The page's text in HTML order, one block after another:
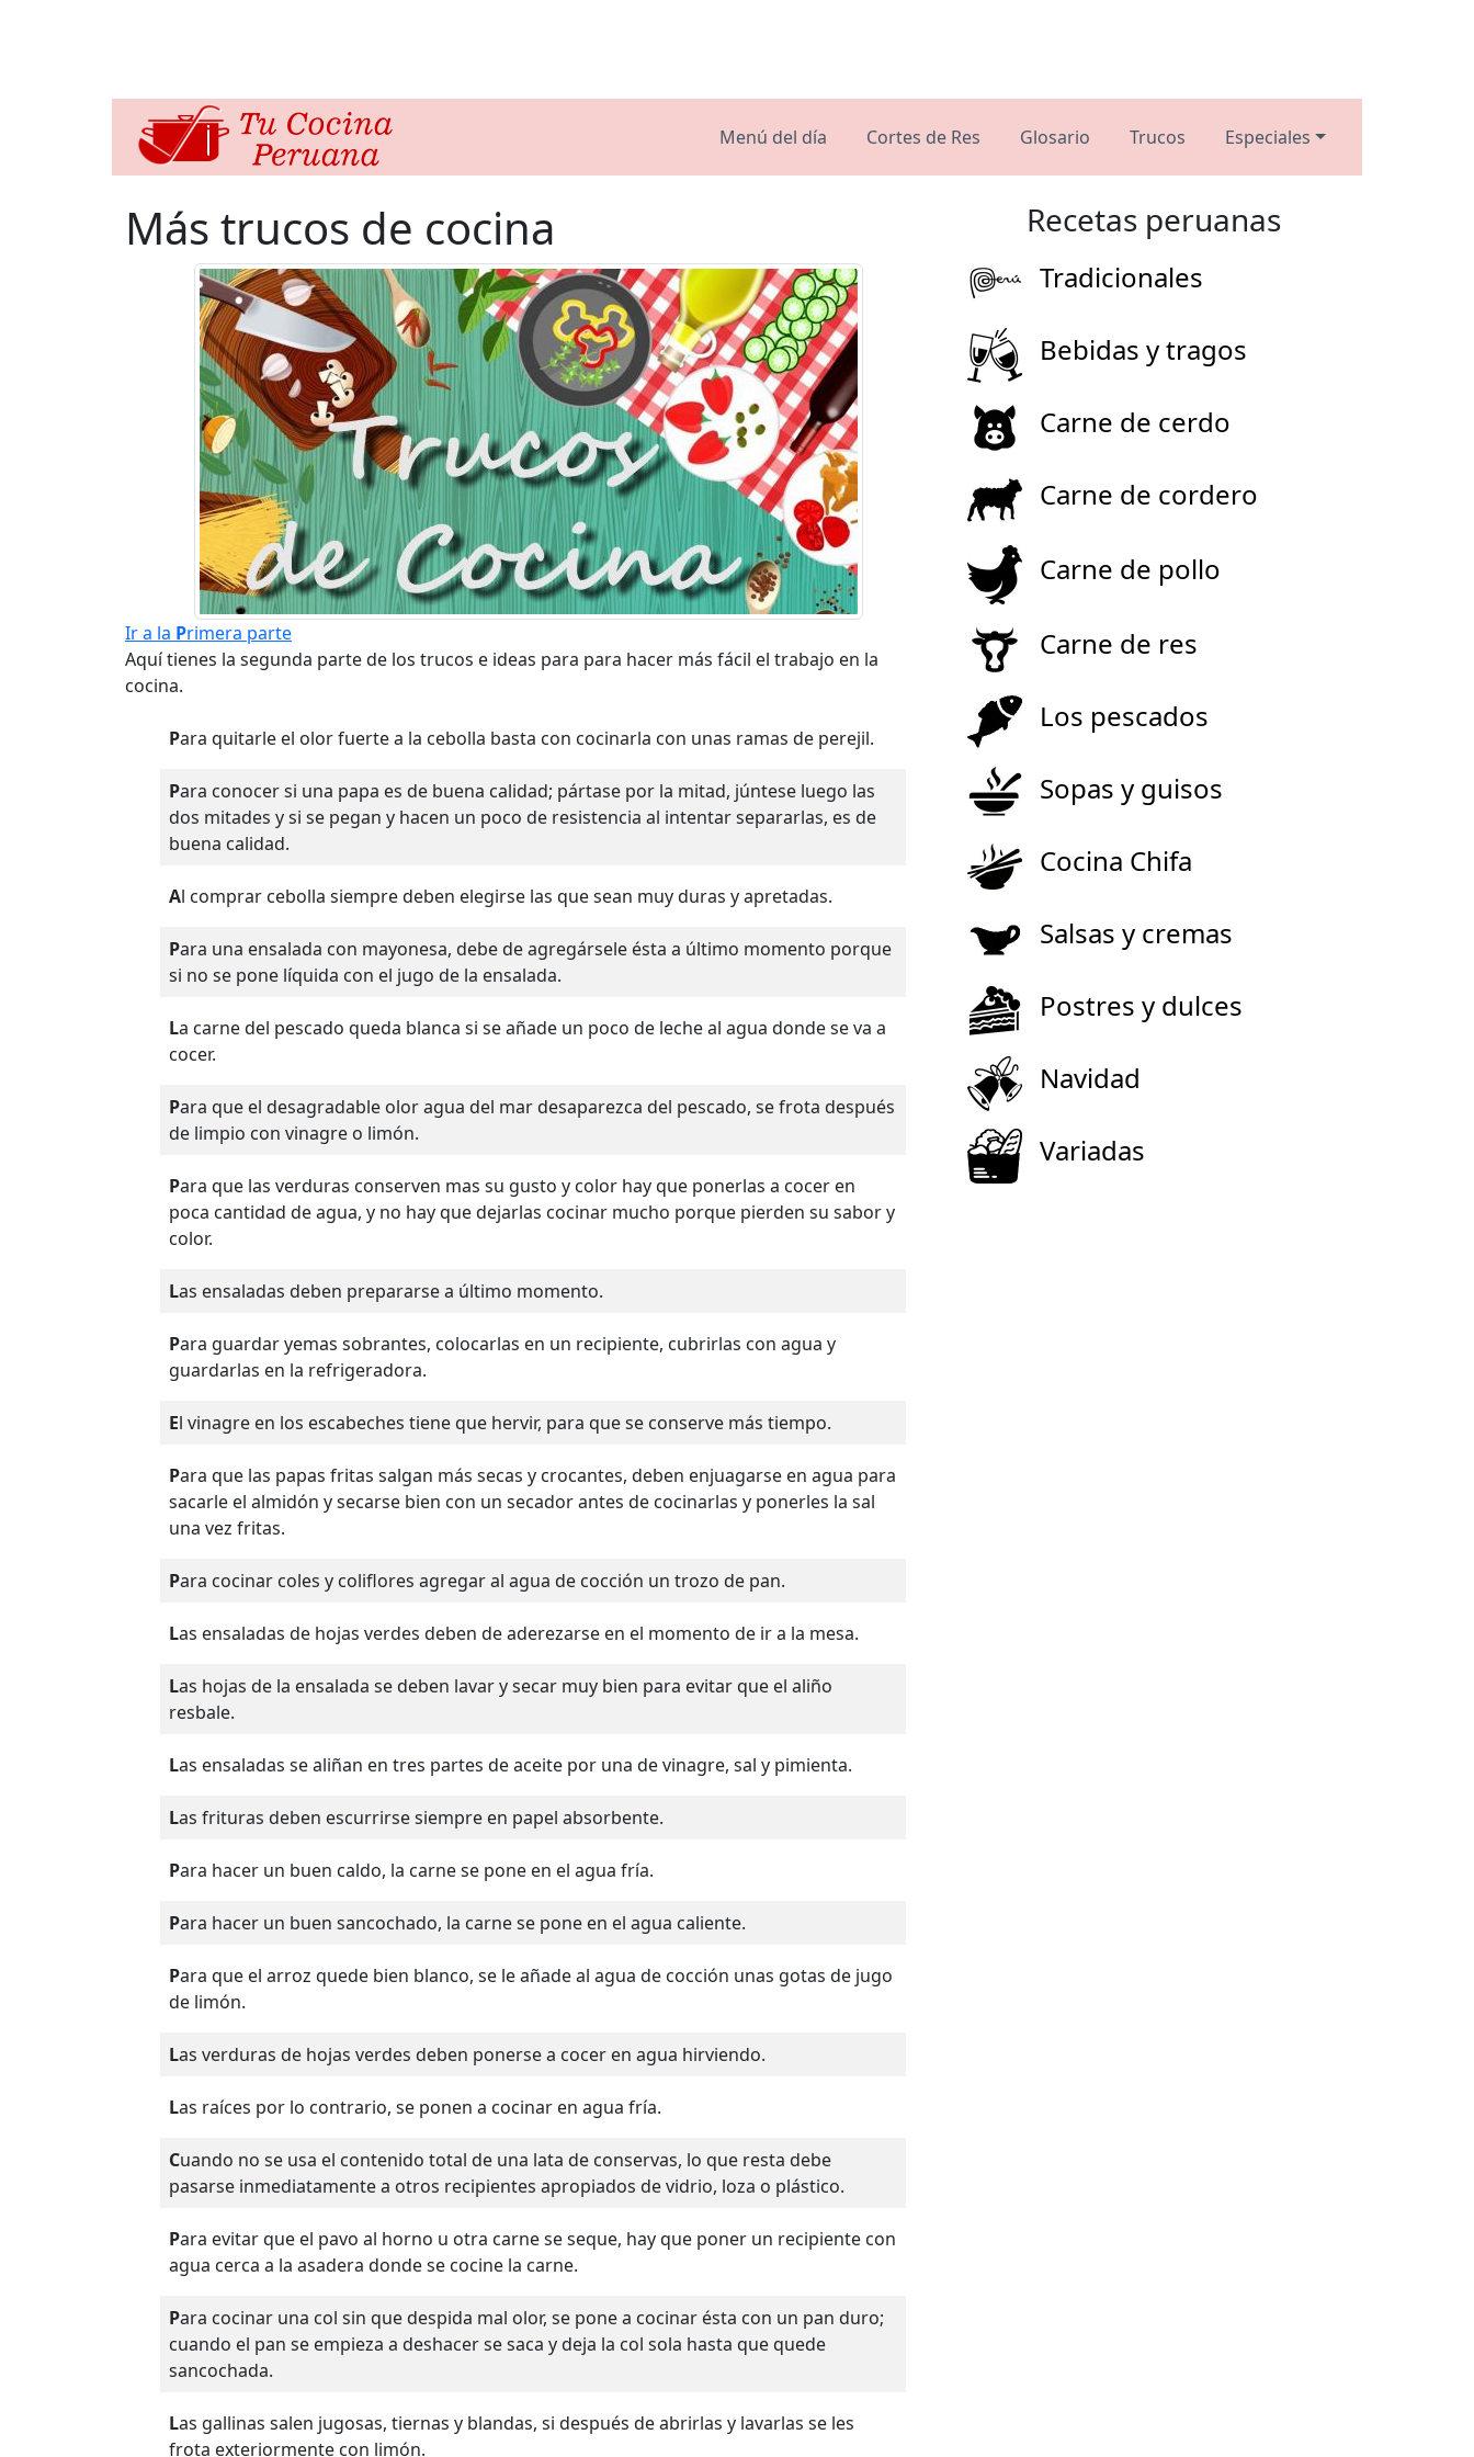
Menú del día Cortes de Res Glosario Trucos Especiales
Más trucos de cocina
Ir a la Primera parte
Aquí tienes la segunda parte de los trucos e ideas para para hacer más fácil el trabajo en la
cocina.
Para quitarle el olor fuerte a la cebolla basta con cocinarla con unas ramas de perejil.
Para conocer si una papa es de buena calidad; pártase por la mitad, júntese luego las
dos mitades y si se pegan y hacen un poco de resistencia al intentar separarlas, es de
buena calidad.
Al comprar cebolla siempre deben elegirse las que sean muy duras y apretadas.
Para una ensalada con mayonesa, debe de agregársele ésta a último momento porque
si no se pone líquida con el jugo de la ensalada.
La carne del pescado queda blanca si se añade un poco de leche al agua donde se va a
cocer.
Para que el desagradable olor agua del mar desaparezca del pescado, se frota después
de limpio con vinagre o limón.
Para que las verduras conserven mas su gusto y color hay que ponerlas a cocer en
poca cantidad de agua, y no hay que dejarlas cocinar mucho porque pierden su sabor y
color.
Las ensaladas deben prepararse a último momento.
Para guardar yemas sobrantes, colocarlas en un recipiente, cubrirlas con agua y
guardarlas en la refrigeradora.
El vinagre en los escabeches tiene que hervir, para que se conserve más tiempo.
Para que las papas fritas salgan más secas y crocantes, deben enjuagarse en agua para
sacarle el almidón y secarse bien con un secador antes de cocinarlas y ponerles la sal
una vez fritas.
Para cocinar coles y coliflores agregar al agua de cocción un trozo de pan.
Las ensaladas de hojas verdes deben de aderezarse en el momento de ir a la mesa.
Las hojas de la ensalada se deben lavar y secar muy bien para evitar que el aliño
resbale.
Las ensaladas se aliñan en tres partes de aceite por una de vinagre, sal y pimienta.
Las frituras deben escurrirse siempre en papel absorbente.
Para hacer un buen caldo, la carne se pone en el agua fría.
Para hacer un buen sancochado, la carne se pone en el agua caliente.
Para que el arroz quede bien blanco, se le añade al agua de cocción unas gotas de jugo
de limón.
Las verduras de hojas verdes deben ponerse a cocer en agua hirviendo.
Las raíces por lo contrario, se ponen a cocinar en agua fría.
Cuando no se usa el contenido total de una lata de conservas, lo que resta debe
pasarse inmediatamente a otros recipientes apropiados de vidrio, loza o plástico.
Para evitar que el pavo al horno u otra carne se seque, hay que poner un recipiente con
agua cerca a la asadera donde se cocine la carne.
Para cocinar una col sin que despida mal olor, se pone a cocinar ésta con un pan duro;
cuando el pan se empieza a deshacer se saca y deja la col sola hasta que quede
sancochada.
Las gallinas salen jugosas, tiernas y blandas, si después de abrirlas y lavarlas se les
frota exteriormente con limón.
Recetas peruanas
Tradicionales
Bebidas y tragos
Carne de cerdo
Carne de cordero
Carne de pollo
Carne de res
Los pescados
Sopas y guisos
Cocina Chifa
Salsas y cremas
Postres y dulces
Navidad
Variadas